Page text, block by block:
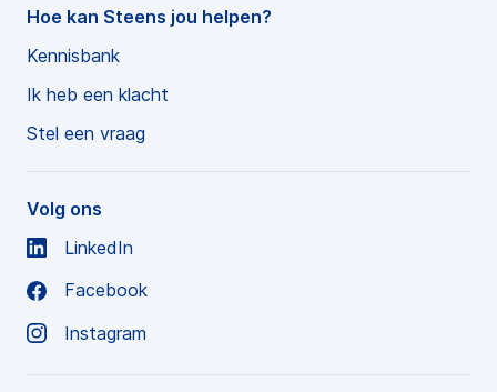
Hoe kan Steens jou helpen?
Kennisbank
Ik heb een klacht
Stel een vraag
Volg ons
LinkedIn
Facebook
Instagram